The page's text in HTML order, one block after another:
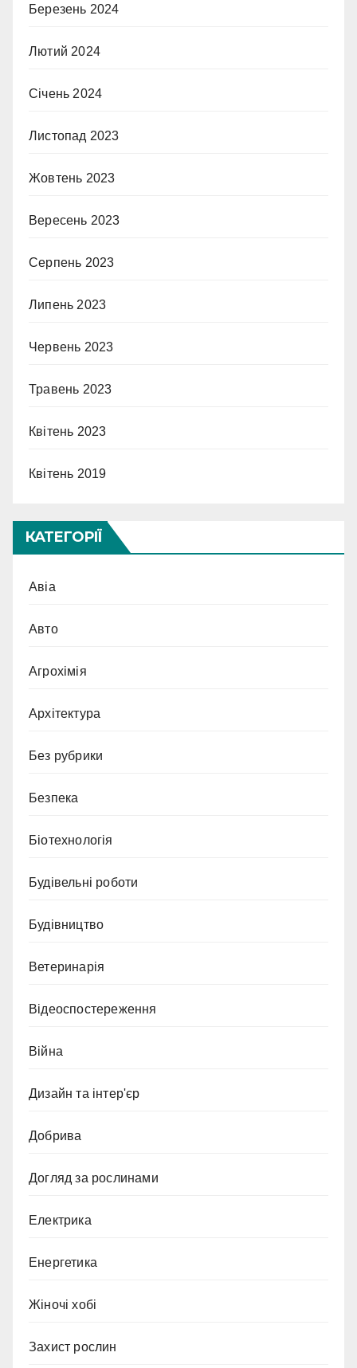
Березень 2024
Лютий 2024
Січень 2024
Листопад 2023
Жовтень 2023
Вересень 2023
Серпень 2023
Липень 2023
Червень 2023
Травень 2023
Квітень 2023
Квітень 2019
КАТЕГОРІЇ
Авіа
Авто
Агрохімія
Архітектура
Без рубрики
Безпека
Біотехнологія
Будівельні роботи
Будівництво
Ветеринарія
Відеоспостереження
Війна
Дизайн та інтер'єр
Добрива
Догляд за рослинами
Електрика
Енергетика
Жіночі хобі
Захист рослин